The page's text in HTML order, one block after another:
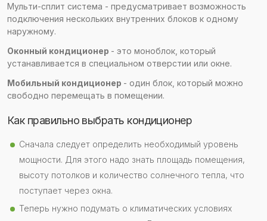
Мульти-сплит система - предусматривает возможность
подключения нескольких внутренних блоков к одному
наружному.
Оконный кондиционер - это моноблок, который
устанавливается в специальном отверстии или окне.
Мобильный кондиционер - один блок, который можно
свободно перемещать в помещении.
Как правильно выбрать кондиционер
Сначала следует определить необходимый уровень
мощности. Для этого надо знать площадь помещения,
высоту потолков и количество солнечного тепла, что
поступает через окна.
Теперь нужно подумать о климатических условиях